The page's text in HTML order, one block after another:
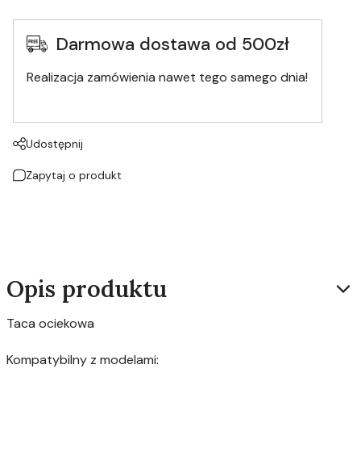
Darmowa dostawa od 500zł
Realizacja zamówienia nawet tego samego dnia!
Udostępnij
Zapytaj o produkt
Opis produktu
Taca ociekowa
Kompatybilny z modelami: